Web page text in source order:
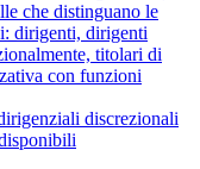
che distinguano le
dirigenti, dirigenti
titolari di
con funzioni
discrezionali